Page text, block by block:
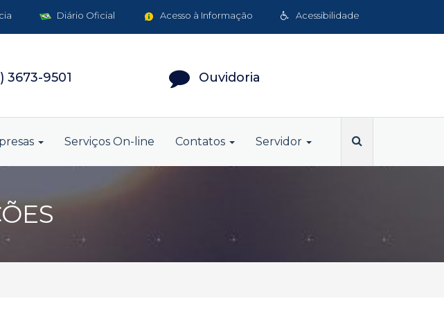
Acessibilidade
Acesso à Informação
Diário Oficial
3673-9501 Ouvidoria
Serviços On-line Contatos Servidor